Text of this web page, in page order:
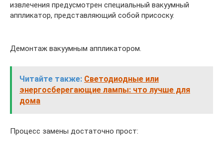
извлечения предусмотрен специальный вакуумный
аппликатор, представляющий собой присоску.
Демонтаж вакуумным аппликатором.
Читайте также: Светодиодные или
энергосберегающие лампы: что лучше для
дома
Процесс замены достаточно прост: